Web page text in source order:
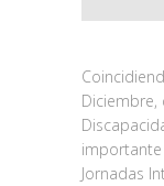
Diciembre,
importante
Jornadas